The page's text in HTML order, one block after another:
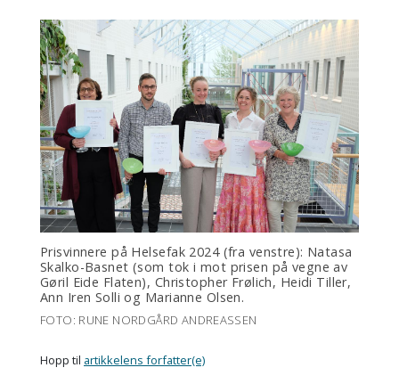
Prisvinnere på Helsefak 2024 (fra venstre): Natasa
Skalko-Basnet (som tok i mot prisen på vegne av
Gøril Eide Flaten), Christopher Frølich, Heidi Tiller,
Ann Iren Solli og Marianne Olsen.
FOTO: RUNE NORDGÅRD ANDREASSEN
Hopp til artikkelens forfatter(e)